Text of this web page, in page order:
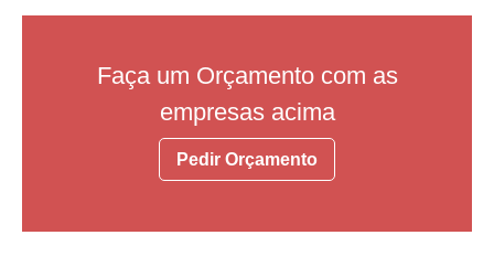
Faça um Orçamento com as
empresas acima
Pedir Orçamento